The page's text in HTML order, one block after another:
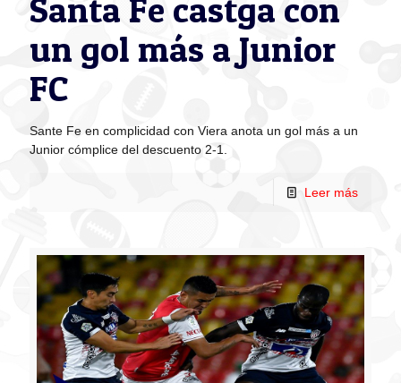
Santa Fe castga con
un gol más a Junior
FC
Sante Fe en complicidad con Viera anota un gol más a un
Junior cómplice del descuento 2-1.
Leer más